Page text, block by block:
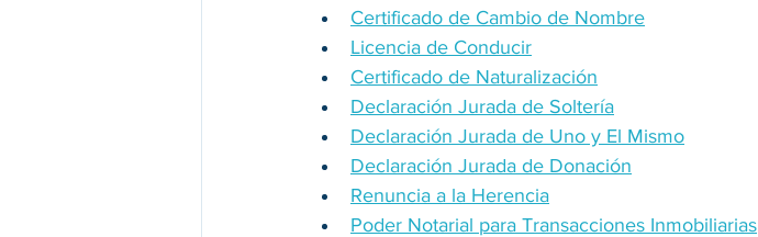
Certificado de Cambio de Nombre
Licencia de Conducir
Certificado de Naturalización
Declaración Jurada de Soltería
Declaración Jurada de Uno y El Mismo
Declaración Jurada de Donación
Renuncia a la Herencia
Poder Notarial para Transacciones Inmobiliarias